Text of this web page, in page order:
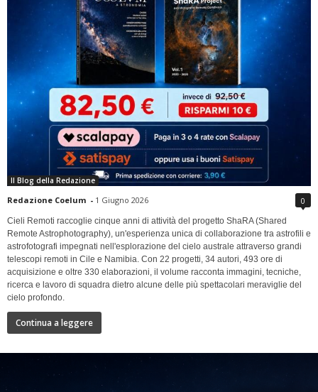
Il Blog della Redazione
Redazione Coelum - 1 Giugno 2026 0
Cieli Remoti raccoglie cinque anni di attività del progetto ShaRA (Shared
Remote Astrophotography), un'esperienza unica di collaborazione tra astrofili e
astrofotografi impegnati nell'esplorazione del cielo australe attraverso grandi
telescopi remoti in Cile e Namibia. Con 22 progetti, 34 autori, 493 ore di
acquisizione e oltre 330 elaborazioni, il volume racconta immagini, tecniche,
ricerca e lavoro di squadra dietro alcune delle più spettacolari meraviglie del
cielo profondo.
Continua a leggere